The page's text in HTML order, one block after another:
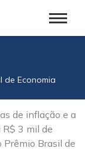
de Economia
de inflação e a
R$ 3 mil de
Brasil de